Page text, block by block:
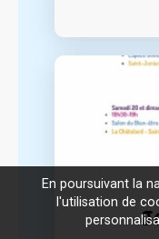
En poursuivant la
l'utilisation de